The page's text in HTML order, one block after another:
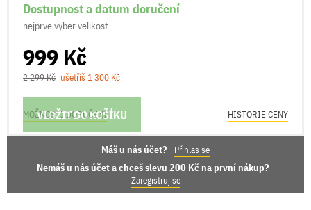
Dostupnost a datum doručení
nejprve vyber velikost
999 Kč
2 299 Kč ušetříš 1 300 Kč
VLOŽIT DO KOŠÍKU
MOŽNOSTI DORUČENÍ HISTORIE CENY
Máš u nás účet? Přihlas se
Nemáš u nás účet a chceš slevu 200 Kč na první nákup?
Zaregistruj se